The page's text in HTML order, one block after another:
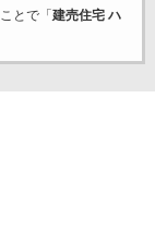
とで「 建売住宅 ハ